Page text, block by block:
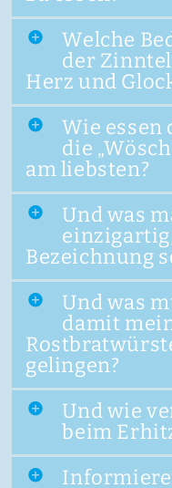
Welche
der
Herz und
Wie
die
am liebsten?
Und was
Bezeichnung
Und was
damit
gelingen?
Und wie
beim